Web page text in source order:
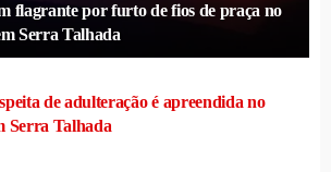
flagrante por furto de fios de praça no
Serra Talhada
de adulteração é apreendida no
Serra Talhada